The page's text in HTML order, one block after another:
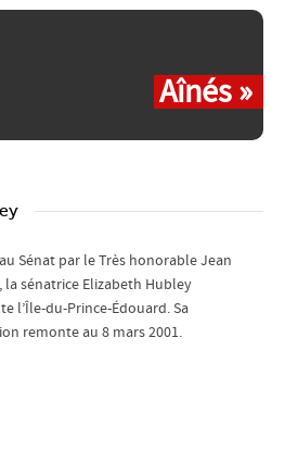
Aînés »
Sénat par le Très honorable Jean
la sénatrice Elizabeth Hubley
l’Île-du-Prince-Édouard. Sa
remonte au 8 mars 2001.